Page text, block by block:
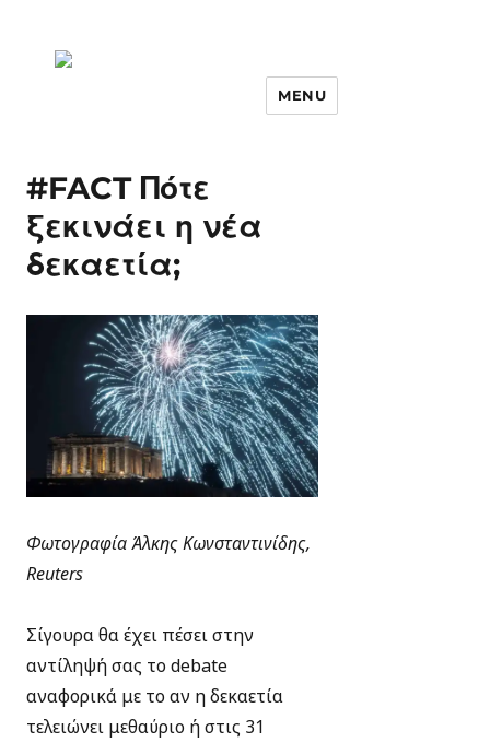
MENU
#FACT Πότε
ξεκινάει η νέα
δεκαετία;
Φωτογραφία Άλκης Κωνσταντινίδης,
Reuters
Σίγουρα θα έχει πέσει στην
αντίληψή σας το debate
αναφορικά με το αν η δεκαετία
τελειώνει μεθαύριο ή στις 31